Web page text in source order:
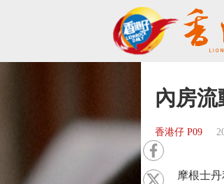
內房
香港仔 P09
摩根士丹利